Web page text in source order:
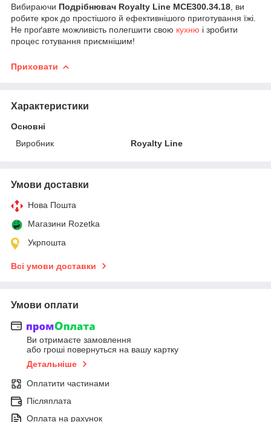
Вибираючи Подрібнювач Royalty Line MCE300.34.18 , ви
робите крок до простішого й ефективнішого приготування їжі.
Не проґавте можливість полегшити свою кухню і зробити
процес готування приємнішим!
Приховати
Характеристики
Основні
Виробник
Royalty Line
Умови доставки
Нова Пошта
Магазини Rozetka
Укрпошта
Всі умови доставки
Умови оплати
Ви отримаєте замовлення
або гроші повернуться на вашу картку
Детальніше
Оплатити частинами
Післяплата
Оплата на рахунок